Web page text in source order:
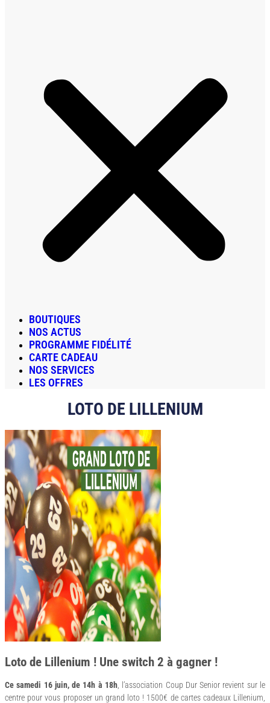
BOUTIQUES
NOS ACTUS
PROGRAMME FIDÉLITÉ
CARTE CADEAU
NOS SERVICES
LES OFFRES
LOTO DE LILLENIUM
Loto de Lillenium ! Une switch 2 à gagner !
Ce samedi 16 juin, de 14h à 18h , l’association Coup Dur Senior revient sur le
centre pour vous proposer un grand loto ! 1500€ de cartes cadeaux Lillenium,